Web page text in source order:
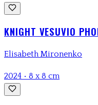
KNIGHT VESUVIO
Elisabeth Mironenko
2024 • 8 x 8 cm